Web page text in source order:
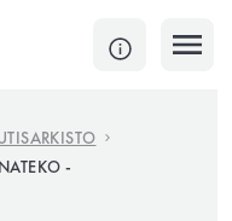
SULJE
ja jokaisen kuun
-